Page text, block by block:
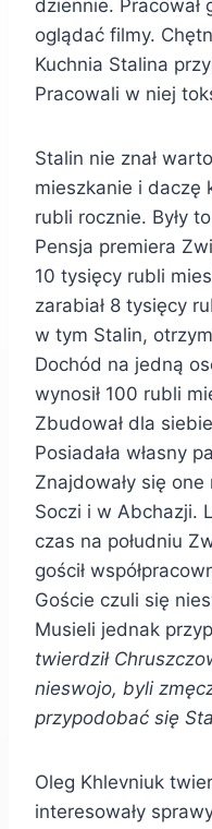
dziennie. Pracował
oglądać filmy.
Kuchnia Stalina
Pracowali w niej
Stalin nie znał
mieszkanie i daczę
rubli rocznie. Były
Pensja premiera
10 tysięcy rubli
zarabiał 8 tysięcy
w tym Stalin,
Dochód na jedną
wynosił 100 rubli
Zbudował dla
Posiadała własny
Znajdowały się
Soczi i w Abchazji.
czas na południu
gościł
Goście czuli się
Musieli jednak
twierdził
nieswojo, byli
przypodobać się
Oleg Khlevniuk
interesowały